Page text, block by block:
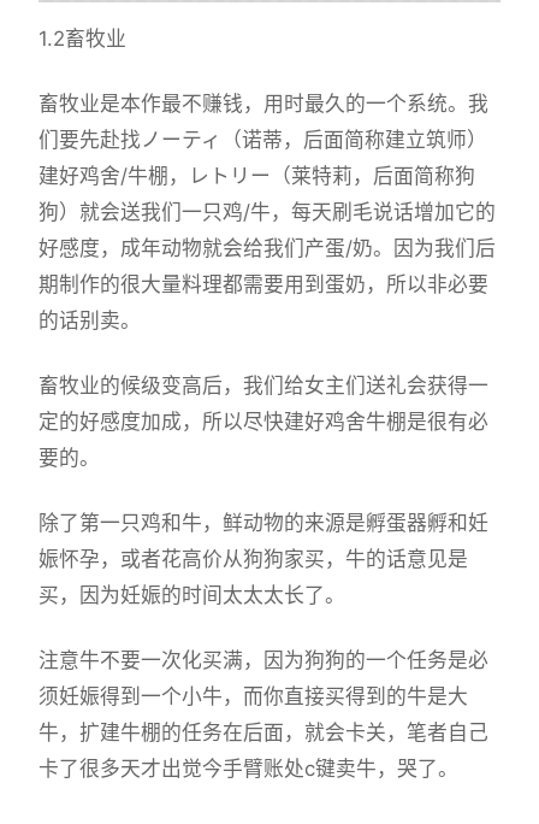
1.2畜牧业
畜牧业是本作最不赚钱，用时最久的一个系统。我
们要先赴找ノーティ（诺蒂，后面简称建立筑师）
建好鸡舍/牛棚，レトリー（莱特莉，后面简称狗
狗）就会送我们一只鸡/牛，每天刷毛说话增加它的
好感度，成年动物就会给我们产蛋/奶。因为我们后
期制作的很大量料理都需要用到蛋奶，所以非必要
的话别卖。
畜牧业的候级变高后，我们给女主们送礼会获得一
定的好感度加成，所以尽快建好鸡舍牛棚是很有必
要的。
除了第一只鸡和牛，鲜动物的来源是孵蛋器孵和妊
娠怀孕，或者花高价从狗狗家买，牛的话意见是
买，因为妊娠的时间太太太长了。
注意牛不要一次化买满，因为狗狗的一个任务是必
须妊娠得到一个小牛，而你直接买得到的牛是大
牛，扩建牛棚的任务在后面，就会卡关，笔者自己
卡了很多天才出觉今手臂账处c键卖牛，哭了。